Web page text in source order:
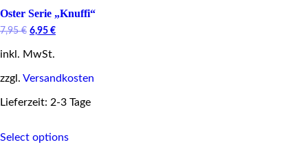
Oster Serie „Knuffi“
7,95€ Original
was:
6,95 €Current
inkl. MwSt.
zzgl. Versandkosten
Lieferzeit: 2-3 Tage
Select optionsproduct